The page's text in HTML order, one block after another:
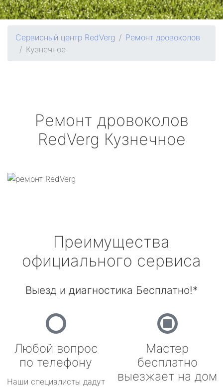
Сервисный центр RedVerg
Ремонт дровоколов
Кузнечное
Ремонт дровоколов
RedVerg Кузнечное
Преимущества
официального сервиса
Выезд и диагностика Бесплатно!*
Любой вопрос
по телефону
Наши специалисты дадут
Мастер
бесплатно
выезжает на дом